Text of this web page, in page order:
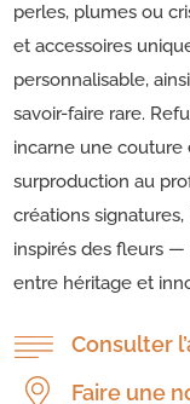
perles, plumes ou
et accessoires
personnalisable,
savoir-faire rare.
incarne une
surproduction au
créations
inspirés des fleurs —
entre héritage et
Consulter
Faire une